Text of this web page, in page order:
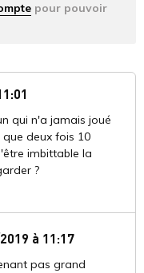
pour pouvoir
qui n'a jamais joué
deux fois 10
imbittable la
?
à 11:17
pas grand